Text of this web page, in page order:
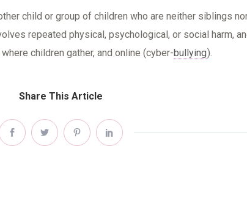
child or group of children who are neither siblings
repeated physical, psychological, or social harm,
children gather, and online (cyber-bullying).
Share This Article